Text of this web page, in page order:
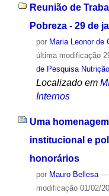
Reunião de
Pobreza - 29 de
por Maria Leonor de
última modificação
de Pesquisa
Localizado em
Internos
Uma
institucional e
honorários
por Mauro Bellesa —
modificação01/02/